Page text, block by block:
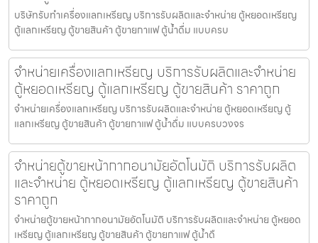
บริษัทรับทำเครื่องแลกเหรียญ บริการรับผลิตและจำหน่าย ตู้หยอดเหรียญ
ตู้แลกเหรียญ ตู้ขายสินค้า ตู้ขายกาแฟ ตู้น้ำดื่ม แบบครบ
จำหน่ายเครื่องแลกเหรียญ บริการรับผลิตและจำหน่าย
ตู้หยอดเหรียญ ตู้แลกเหรียญ ตู้ขายสินค้า ราคาถูก
จำหน่ายเครื่องแลกเหรียญ บริการรับผลิตและจำหน่าย ตู้หยอดเหรียญ ตู้
แลกเหรียญ ตู้ขายสินค้า ตู้ขายกาแฟ ตู้น้ำดื่ม แบบครบวงจร
จำหน่ายตู้ขายหน้ากากอนามัย​อัตโนมัติ บริการรับผลิต
และจำหน่าย ตู้หยอดเหรียญ ตู้แลกเหรียญ ตู้ขายสินค้า
ราคาถูก
จำหน่ายตู้ขายหน้ากากอนามัย​อัตโนมัติ บริการรับผลิตและจำหน่าย ตู้หยอด
เหรียญ ตู้แลกเหรียญ ตู้ขายสินค้า ตู้ขายกาแฟ ตู้น้ำดื